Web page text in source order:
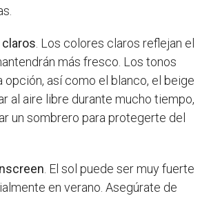
. Los colores claros reflejan el
más fresco. Los tonos
opción, así como el blanco, el beige
al aire libre durante mucho tiempo,
un sombrero para protegerte del
. El sol puede ser muy fuerte
en verano. Asegúrate de